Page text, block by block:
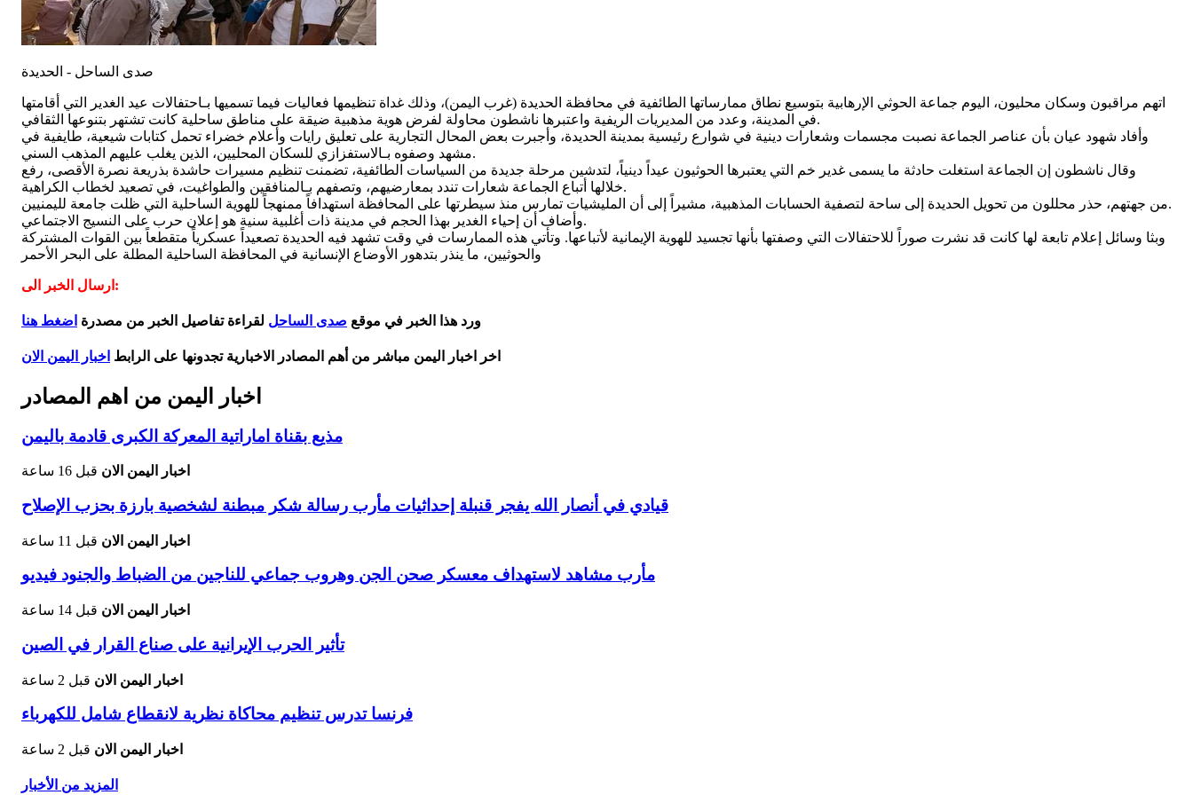
صدى الساحل - الحديدة
اتهم مراقبون وسكان محليون، اليوم جماعة الحوثي الإرهابية بتوسيع نطاق ممارساتها الطائفية في محافظة الحديدة (غرب اليمن)، وذلك غداة تنظيمها فعاليات فيما تسميها بـاحتفالات عيد الغدير التي أقامتها
في المدينة، وعدد من المديريات الريفية واعتبرها ناشطون محاولة لفرض هوية مذهبية ضيقة على مناطق ساحلية كانت تشتهر بتنوعها الثقافي.
وأفاد شهود عيان بأن عناصر الجماعة نصبت مجسمات وشعارات دينية في شوارع رئيسية بمدينة الحديدة، وأجبرت بعض المحال التجارية على تعليق رايات وأعلام خضراء تحمل كتابات شيعية، طايفية في
مشهد وصفوه بـالاستفزازي للسكان المحليين، الذين يغلب عليهم المذهب السني.
وقال ناشطون إن الجماعة استغلت حادثة ما يسمى غدير خم التي يعتبرها الحوثيون عيداً دينياً، لتدشين مرحلة جديدة من السياسات الطائفية، تضمنت تنظيم مسيرات حاشدة بذريعة نصرة الأقصى، رفع
خلالها أتباع الجماعة شعارات تندد بمعارضيهم، وتصفهم بـالمنافقين والطواغيت، في تصعيد لخطاب الكراهية.
من جهتهم، حذر محللون من تحويل الحديدة إلى ساحة لتصفية الحسابات المذهبية، مشيراً إلى أن المليشيات تمارس منذ سيطرتها على المحافظة استهدافاً ممنهجاً للهوية الساحلية التي ظلت جامعة لليمنيين.
وأضاف أن إحياء الغدير بهذا الحجم في مدينة ذات أغلبية سنية هو إعلان حرب على النسيج الاجتماعي.
وبثا وسائل إعلام تابعة لها كانت قد نشرت صوراً للاحتفالات التي وصفتها بأنها تجسيد للهوية الإيمانية لأتباعها. وتأتي هذه الممارسات في وقت تشهد فيه الحديدة تصعيداً عسكرياً متقطعاً بين القوات المشتركة
والحوثيين، ما ينذر بتدهور الأوضاع الإنسانية في المحافظة الساحلية المطلة على البحر الأحمر
ارسال الخبر الى:
ورد هذا الخبر في موقع صدى الساحل لقراءة تفاصيل الخبر من مصدرة اضغط هنا
اخر اخبار اليمن مباشر من أهم المصادر الاخبارية تجدونها على الرابط اخبار اليمن الان
اخبار اليمن من اهم المصادر
مذيع بقناة اماراتية المعركة الكبرى قادمة باليمن
اخبار اليمن الان قبل 16 ساعة
قيادي في أنصار الله يفجر قنبلة إحداثيات مأرب رسالة شكر مبطنة لشخصية بارزة بحزب الإصلاح
اخبار اليمن الان قبل 11 ساعة
مأرب مشاهد لاستهداف معسكر صحن الجن وهروب جماعي للناجين من الضباط والجنود فيديو
اخبار اليمن الان قبل 14 ساعة
تأثير الحرب الإيرانية على صناع القرار في الصين
اخبار اليمن الان قبل 2 ساعة
فرنسا تدرس تنظيم محاكاة نظرية لانقطاع شامل للكهرباء
اخبار اليمن الان قبل 2 ساعة
المزيد من الأخبار